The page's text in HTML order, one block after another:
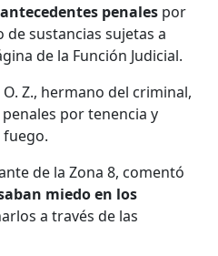
antecedentes penales por
sustancias sujetas a
de la Función Judicial.
Z., hermano del criminal,
por tenencia y
fuego.
de la Zona 8, comentó
miedo en los
a través de las